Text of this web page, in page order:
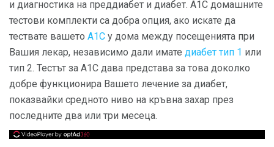
и диагностика на преддиабет и диабет. A1C домашните
тестови комплекти са добра опция, ако искате да
тествате вашето A1C у дома между посещенията при
Вашия лекар, независимо дали имате диабет тип 1 или
тип 2. Тестът за A1C дава представа за това доколко
добре функционира Вашето лечение за диабет,
показвайки средното ниво на кръвна захар през
последните два или три месеца.